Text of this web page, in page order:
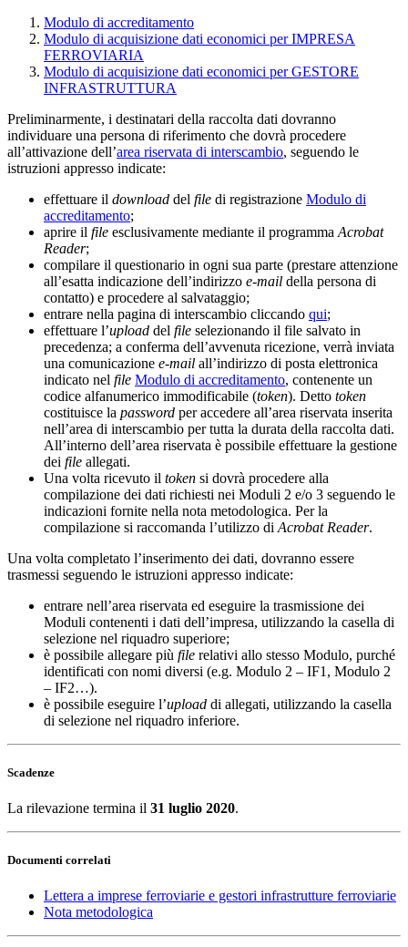
Modulo di accreditamento
Modulo di acquisizione dati economici per IMPRESA
FERROVIARIA
Modulo di acquisizione dati economici per GESTORE
INFRASTRUTTURA
Preliminarmente, i destinatari della raccolta dati dovranno
individuare una persona di riferimento che dovrà procedere
all’attivazione dell’area riservata di interscambio, seguendo le
istruzioni appresso indicate:
effettuare il download del file di registrazione Modulo di
accreditamento;
aprire il file esclusivamente mediante il programma Acrobat
Reader;
compilare il questionario in ogni sua parte (prestare attenzione
all’esatta indicazione dell’indirizzo e-mail della persona di
contatto) e procedere al salvataggio;
entrare nella pagina di interscambio cliccando qui;
effettuare l’upload del file selezionando il file salvato in
precedenza; a conferma dell’avvenuta ricezione, verrà inviata
una comunicazione e-mail all’indirizzo di posta elettronica
indicato nel file Modulo di accreditamento, contenente un
codice alfanumerico immodificabile (token). Detto token
costituisce la password per accedere all’area riservata inserita
nell’area di interscambio per tutta la durata della raccolta dati.
All’interno dell’area riservata è possibile effettuare la gestione
dei file allegati.
Una volta ricevuto il token si dovrà procedere alla
compilazione dei dati richiesti nei Moduli 2 e/o 3 seguendo le
indicazioni fornite nella nota metodologica. Per la
compilazione si raccomanda l’utilizzo di Acrobat Reader.
Una volta completato l’inserimento dei dati, dovranno essere
trasmessi seguendo le istruzioni appresso indicate:
entrare nell’area riservata ed eseguire la trasmissione dei
Moduli contenenti i dati dell’impresa, utilizzando la casella di
selezione nel riquadro superiore;
è possibile allegare più file relativi allo stesso Modulo, purché
identificati con nomi diversi (e.g. Modulo 2 – IF1, Modulo 2
– IF2…).
è possibile eseguire l’upload di allegati, utilizzando la casella
di selezione nel riquadro inferiore.
Scadenze
La rilevazione termina il 31 luglio 2020.
Documenti correlati
Lettera a imprese ferroviarie e gestori infrastrutture ferroviarie
Nota metodologica